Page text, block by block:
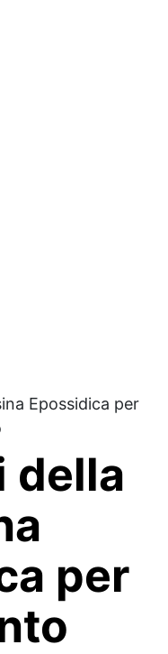
Epossidica per
della
per